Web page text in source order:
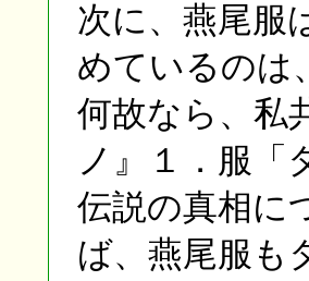
次に、燕尾服
めているのは
何故なら、私
ノ』１．服「
伝説の真相に
ば、燕尾服も